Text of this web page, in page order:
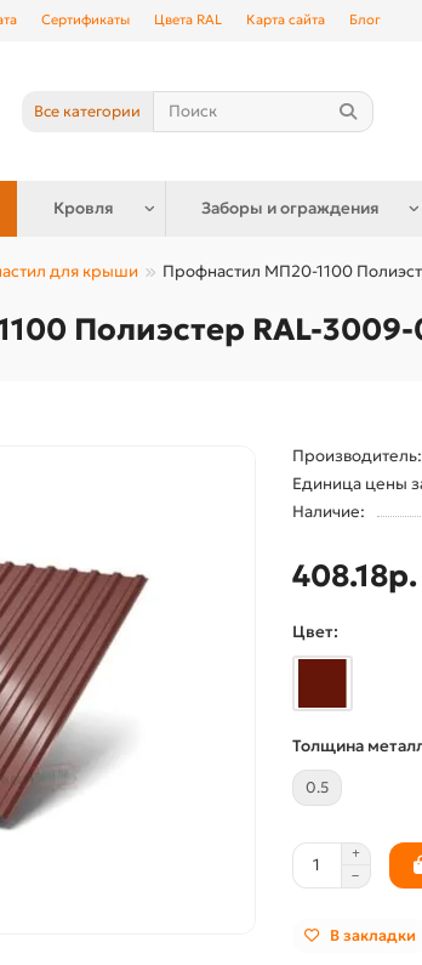
Сертификаты Цвета RAL Карта сайта Блог
Все категории
Кровля Заборы и ограждения
для крыши Профнастил МП20-1100
Полиэстер RAL-3009-
Производитель:
Единица цены
Наличие:
408.18р.
Цвет:
Толщина
0.5
В закладки